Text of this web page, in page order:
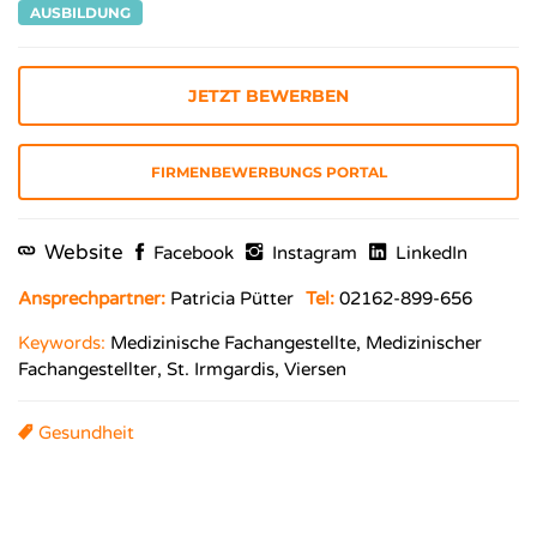
AUSBILDUNG
JETZT BEWERBEN
FIRMENBEWERBUNGS PORTAL
Website Facebook Instagram LinkedIn
Ansprechpartner: Patricia Pütter Tel: 02162-899-656
Keywords: Medizinische Fachangestellte, Medizinischer
Fachangestellter, St. Irmgardis, Viersen
Gesundheit